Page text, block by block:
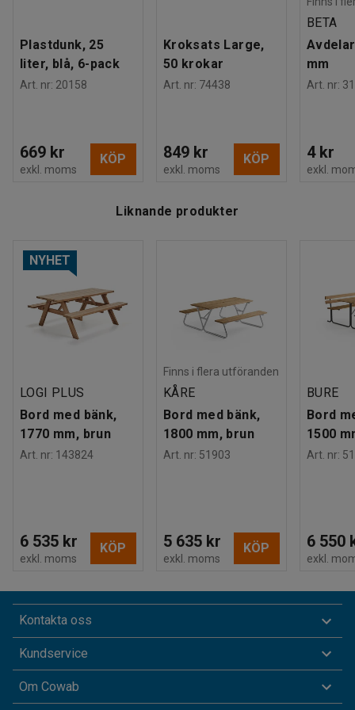
Plastdunk, 25
liter, blå, 6-pack
Art. nr: 20158
669 kr
exkl. moms
KÖP
Kroksats Large,
50 krokar
Art. nr: 74438
849 kr
exkl. moms
KÖP
BETA
mm
Art. nr:
4 kr
exkl.
Liknande produkter
NYHET
LOGI PLUS
Bord med bänk,
1770 mm, brun
Art. nr: 143824
6 535 kr
exkl. moms
KÖP
Finns i flera utföranden
KÅRE
Bord med bänk,
1800 mm, brun
Art. nr: 51903
5 635 kr
exkl. moms
KÖP
BURE
Bord
1500
Art. nr:
6 550
exkl.
Kontakta oss
Kundservice
Om Cowab